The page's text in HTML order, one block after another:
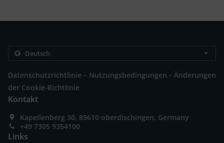
Datenschutzrichtlinie . Nutzungsbedingungen . Änderungen
der Cookie-Richtlinie
Kontakt
Kapellenberg 30, 89610 oberdischingen, Germany
+49 7305 9354100
Links